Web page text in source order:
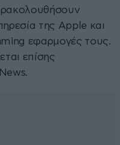
της Apple και
εφαρμογές τους.
επίσης